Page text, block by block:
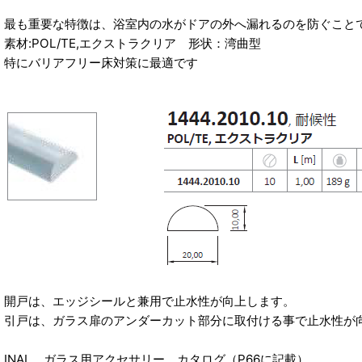
最も重要な特徴は、浴室内の水がドアの外へ漏れるのを防ぐこと
素材:POL/TE,エクストラクリア 形状：湾曲型
特にバリアフリー床対策に最適です
開戸は、エッジシールと兼用で止水性が向上します。
引戸は、ガラス扉のアンダーカット部分に取付ける事で止水性が